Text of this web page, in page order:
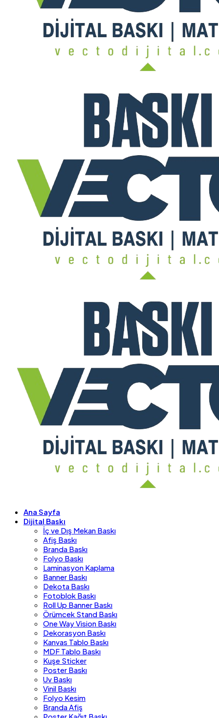
Ana Sayfa
Dijital Baskı
İç ve Dış Mekan Baskı
Afiş Baskı
Branda Baskı
Folyo Baskı
Laminasyon Kaplama
Banner Baskı
Dekota Baskı
Fotoblok Baskı
Roll Up Banner Baskı
Örümcek Stand Baskı
One Way Vision Baskı
Dekorasyon Baskı
Kanvas Tablo Baskı
MDF Tablo Baskı
Kuşe Sticker
Poster Baskı
Uv Baskı
Vinil Baskı
Folyo Kesim
Branda Afiş